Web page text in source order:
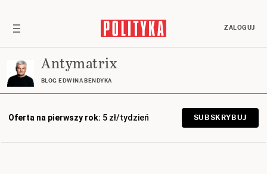
ZALOGUJ
Antymatrix
BLOG EDWINA BENDYKA
Oferta na pierwszy rok: 5 zł/tydzień SUBSKRYBUJ